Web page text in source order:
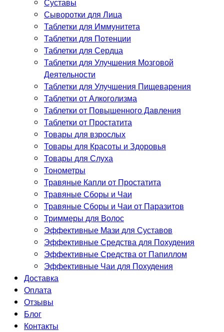
Сыворотки для Лица
Таблетки для Иммунитета
Таблетки для Потенции
Таблетки для Сердца
Таблетки для Улучшения Мозговой
Деятельности
Таблетки для Улучшения Пищеварения
Таблетки от Алкоголизма
Таблетки от Повышенного Давления
Таблетки от Простатита
Товары для взрослых
Товары для Красоты и Здоровья
Товары для Слуха
Тонометры
Травяные Капли от Простатита
Травяные Сборы и Чаи
Травяные Сборы и Чаи от Паразитов
Триммеры для Волос
Эффективные Мази для Суставов
Эффективные Средства для Похудения
Эффективные Средства от Папиллом
Эффективные Чаи для Похудения
Доставка
Оплата
Отзывы
Блог
Контакты